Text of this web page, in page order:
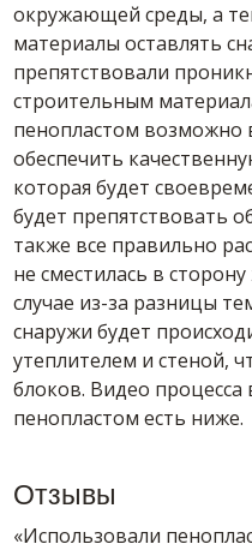
окружающей среды, а
материалы оставлять
препятствовали
строительным
пенопластом возможно
обеспечить
которая будет
будет препятствовать
также все правильно
не сместилась в
случае из-за разницы
снаружи будет
утеплителем и стеной,
блоков. Видео процесса
пенопластом есть ниже.
Отзывы
«Использовали